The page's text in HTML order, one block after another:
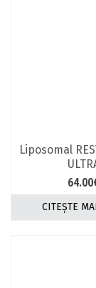
Liposomal
64.00
CITEȘTE